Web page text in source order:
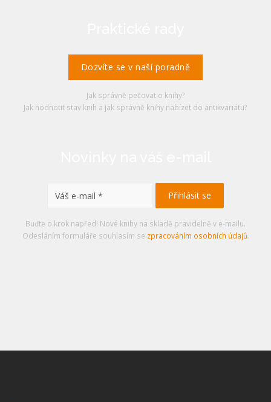
Dozvíte se v naší poradně
Jak správně pečovat o knihy?
Jak hodnotit stav knih a jak správně knihy nabízet do antikvariátu?
Buďte o krok napřed! Nové knihy na skladě pravidelně v e-mailu.
Odesláním formuláře souhlasím se zpracováním osobních údajů.